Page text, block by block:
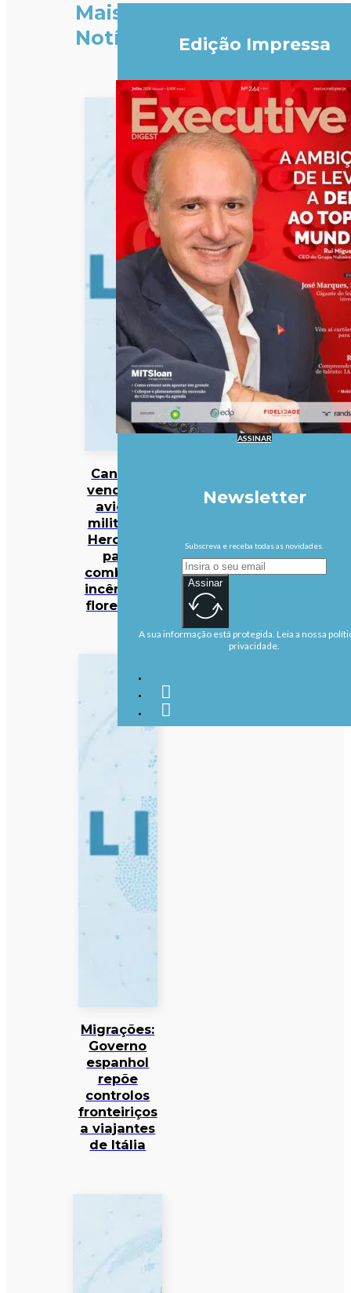
Mais
Notícias
Canadá
vende 10
aviões
militares
Hercules
para
combater
incêndios
florestais
Migrações:
Governo
espanhol
repõe
controlos
fronteiriços
a viajantes
de Itália
Edição Impressa
ASSINAR
Newsletter
Subscreva e receba todas as novidades.
Assinar
A sua informação está protegida. Leia a nossa
privacidade.